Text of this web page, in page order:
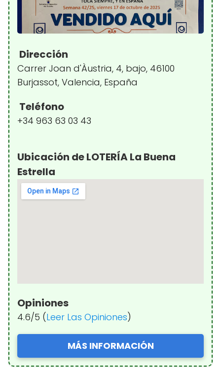
Dirección
Carrer Joan d'Àustria, 4, bajo, 46100
Burjassot, Valencia, España
Teléfono
+34 963 63 03 43
Ubicación de LOTERÍA La Buena
Estrella
Opiniones
4.6/5 (Leer Las Opiniones)
MÁS INFORMACIÓN